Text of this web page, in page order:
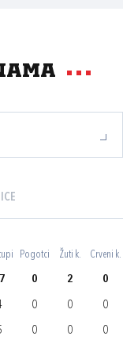
Pogotci Žuti k. Crveni k.
0 2 0
0 0 0
0 0 0